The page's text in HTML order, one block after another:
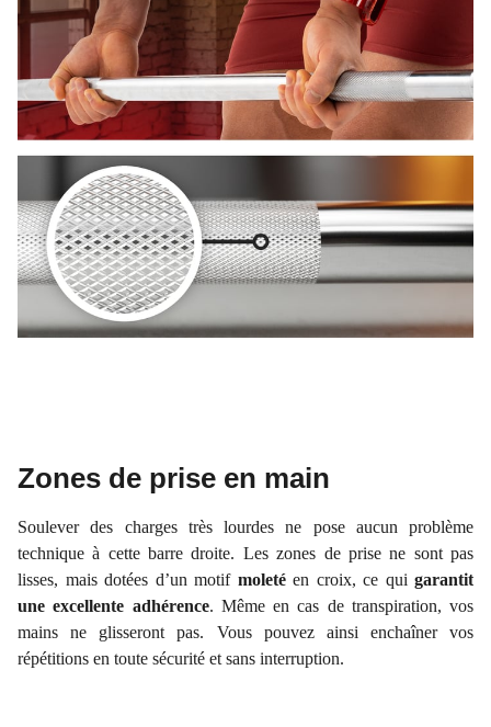
Zones de prise en main
Soulever des charges très lourdes ne pose aucun problème
technique à cette barre droite. Les zones de prise ne sont pas
lisses, mais dotées d’un motif moletéen croix, ce qui garantit
une excellente adhérence. Même en cas de transpiration, vos
mains ne glisseront pas. Vous pouvez ainsi enchaîner vos
répétitions en toute sécurité et sans interruption.